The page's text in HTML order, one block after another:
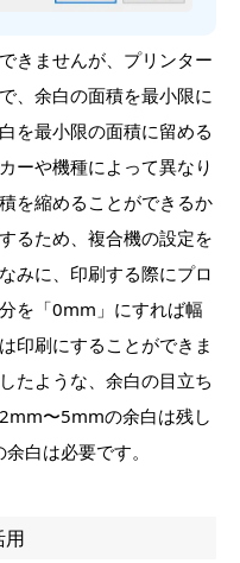
きませんが、プリンター
、余白の面積を最小限に
を最小限の面積に留める
ーや機種によって異なり
を縮めることができるか
るため、複合機の設定を
みに、印刷する際にプロ
を「0mm」にすれば幅
印刷にすることができま
たような、余白の目立ち
〜5mmの余白は残し
白は必要です。